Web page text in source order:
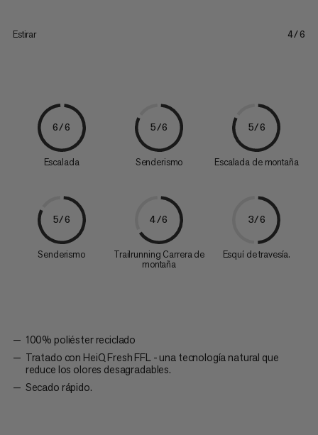
Estirar 4/6
6/6
Escalada
5/6
Senderismo
5/6
Escalada de montaña
5/6
Senderismo
4/6
Trailrunning Carrera de
montaña
3/6
Esquí de travesía.
100% poliéster reciclado
Tratado con HeiQ Fresh FFL - una tecnología natural que
reduce los olores desagradables.
Secado rápido.